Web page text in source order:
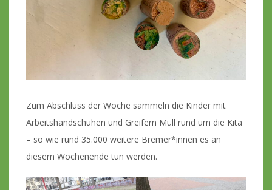
Zum Abschluss der Woche sammeln die Kinder mit
Arbeitshandschuhen und Greifern Müll rund um die Kita
– so wie rund 35.000 weitere Bremer*innen es an
diesem Wochenende tun werden.